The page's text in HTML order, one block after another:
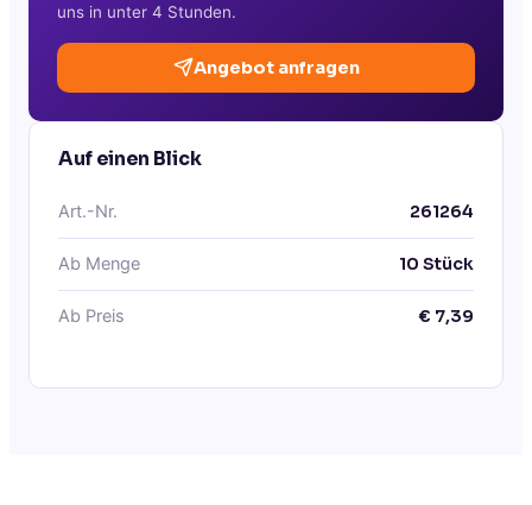
uns in unter 4 Stunden.
Angebot anfragen
Auf einen Blick
Art.-Nr. 261264
Ab Menge 10 Stück
Ab Preis € 7,39